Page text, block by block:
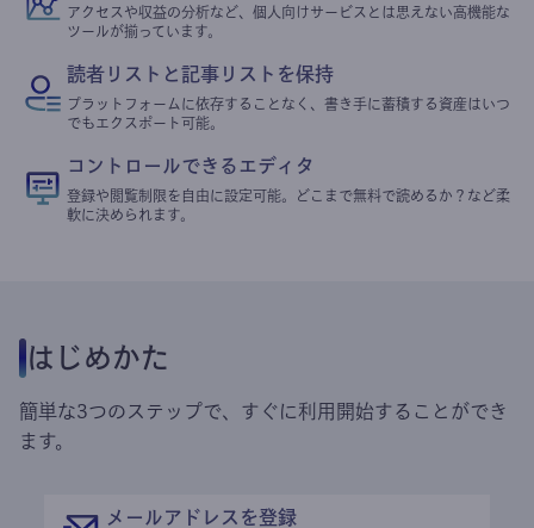
アクセスや収益の分析など、個人向けサービスとは思えない高機能な
ツールが揃っています。
読者リストと記事リストを保持
プラットフォームに依存することなく、書き手に蓄積する資産はいつ
でもエクスポート可能。
コントロールできるエディタ
登録や閲覧制限を自由に設定可能。どこまで無料で読めるか？など柔
軟に決められます。
はじめかた
簡単な3つのステップで、すぐに利用開始することができ
ます。
メールアドレスを登録